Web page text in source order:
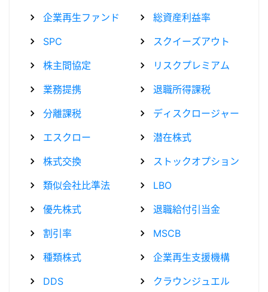
企業再生ファンド
総資産利益率
SPC
スクイーズアウト
株主間協定
リスクプレミアム
業務提携
退職所得課税
分離課税
ディスクロージャー
エスクロー
潜在株式
株式交換
ストックオプション
類似会社比準法
LBO
優先株式
退職給付引当金
割引率
MSCB
種類株式
企業再生支援機構
DDS
クラウンジュエル